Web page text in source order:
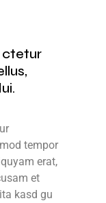
ctetur
tempor
erat,
et
kasd gu